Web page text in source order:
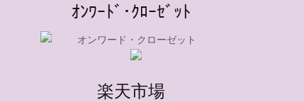
ｵﾝﾜｰﾄﾞ･ｸﾛｰｾﾞｯﾄ
楽天市場